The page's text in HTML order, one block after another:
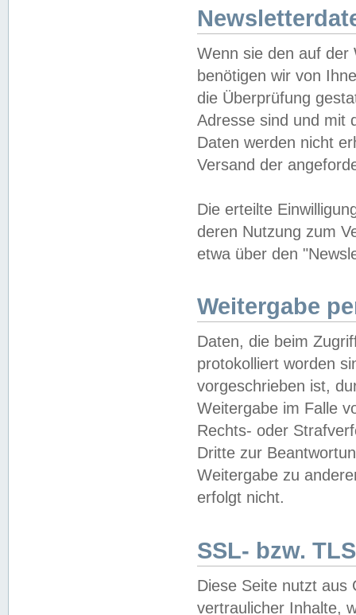
Wenn sie den auf der
benötigen wir von
die Überprüfung
Adresse sind und mit
Daten werden nicht
Versand der
Die erteilte
deren Nutzung zum
etwa über den
Weitergabe
Daten, die beim
protokolliert worden
vorgeschrieben ist,
Weitergabe im Falle
Rechts- oder
Dritte zur
Weitergabe zu
erfolgt nicht.
SSL- bzw.
Diese Seite nutzt aus
vertraulicher Inhalte,